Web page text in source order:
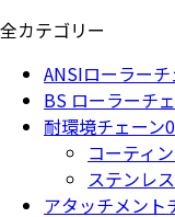
全カテゴリー
ANSIローラーチ
BS ローラーチ
耐環境チェーン0
コーティ
ステンレ
アタッチメント